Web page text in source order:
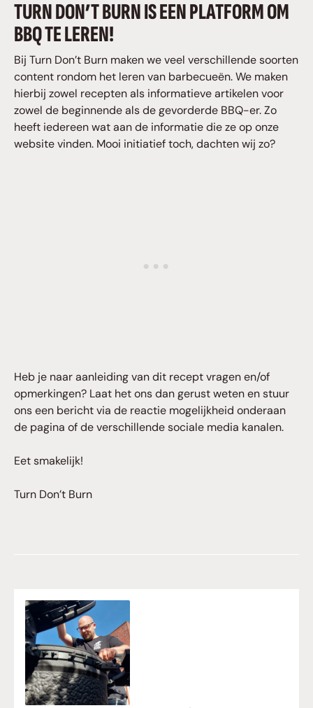
TURN DON’T BURN IS EEN PLATFORM OM
BBQ TE LEREN!
Bij Turn Don’t Burn maken we veel verschillende soorten
content rondom het leren van barbecueën. We maken
hierbij zowel recepten als informatieve artikelen voor
zowel de beginnende als de gevorderde BBQ-er. Zo
heeft iedereen wat aan de informatie die ze op onze
website vinden. Mooi initiatief toch, dachten wij zo?
Heb je naar aanleiding van dit recept vragen en/of
opmerkingen? Laat het ons dan gerust weten en stuur
ons een bericht via de reactie mogelijkheid onderaan
de pagina of de verschillende sociale media kanalen.
Eet smakelijk!
Turn Don’t Burn